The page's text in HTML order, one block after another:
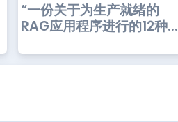
“一份关于为生产就绪的
RAG应用程序进行的12种...